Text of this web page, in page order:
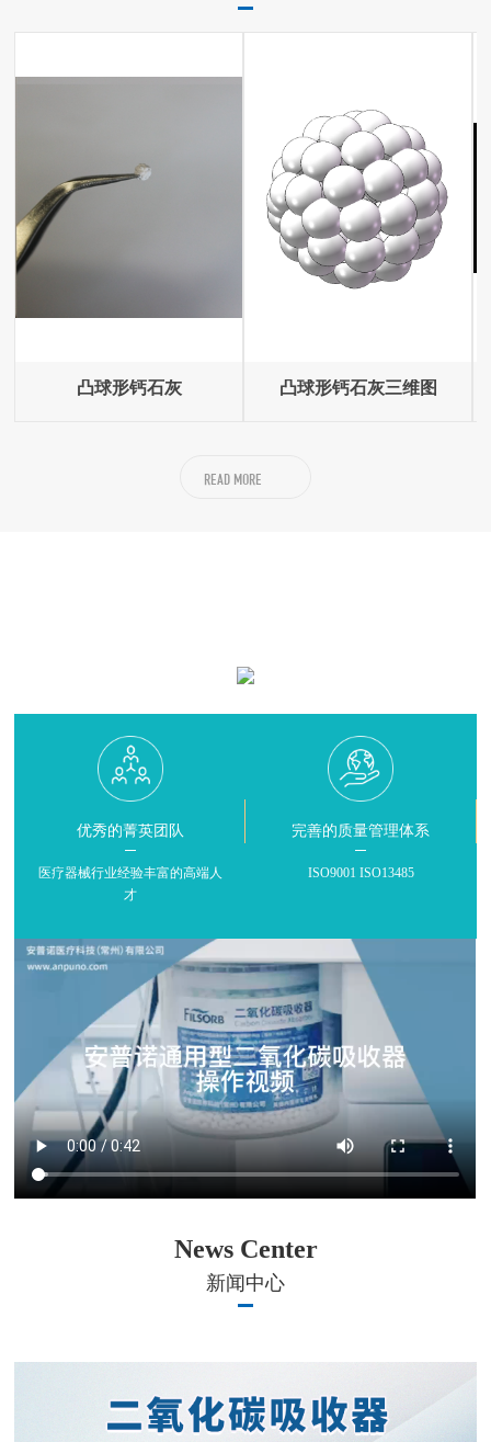
凸球形钙石灰 凸球形钙石灰三维图
READ MORE
优秀的菁英团队
医疗器械行业经验丰富的高端人
才
完善的质量管理体系
ISO9001 ISO13485
News Center
新闻中心